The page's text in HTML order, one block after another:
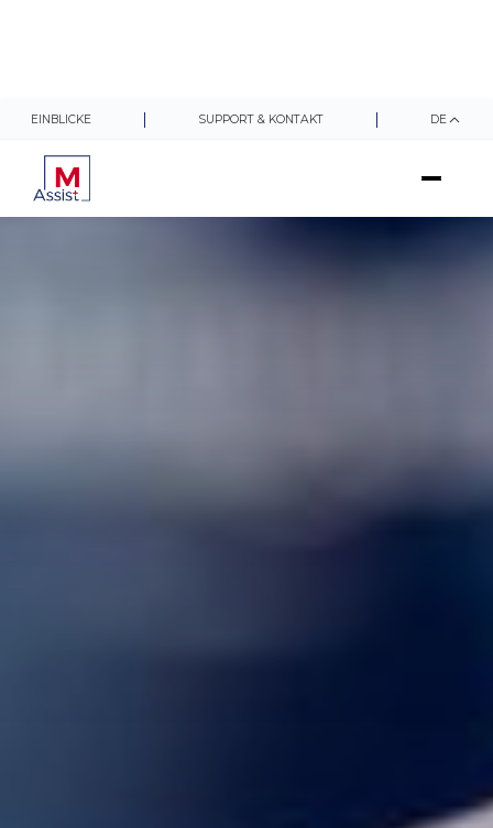
EINBLICKE SUPPORT & KONTAKT DE